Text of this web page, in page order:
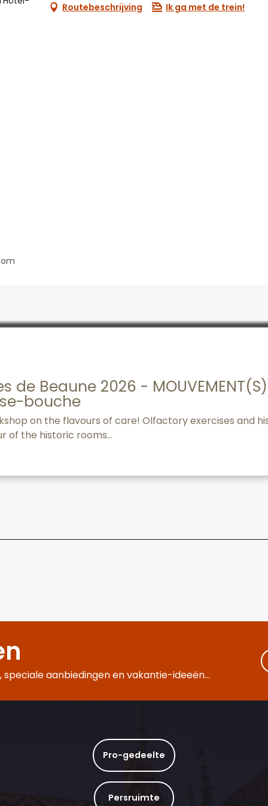
Routebeschrijving Ik ga met de trein!
Beaune 2026 - MOUVEMENT(S)
bouche
on the flavours of care! Olfactory exercises and
of the historic rooms...
aanbiedingen en vakantie-ideeën...
Pro-gedeelte
Persruimte